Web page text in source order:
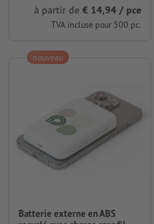
à partir de € 14,94 / pce
TVA incluse pour 500 pc.
Batterie externe en ABS
nouveau